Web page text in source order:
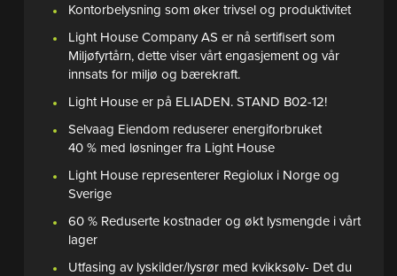
Kontorbelysning som øker trivsel og produktivitet
Light House Company AS er nå sertifisert som
Miljøfyrtårn, dette viser vårt engasjement og vår
innsats for miljø og bærekraft.
Light House er på ELIADEN. STAND B02-12!
Selvaag Eiendom reduserer energiforbruket
40 % med løsninger fra Light House
Light House representerer Regiolux i Norge og
Sverige
60 % Reduserte kostnader og økt lysmengde i vårt
lager
Utfasing av lyskilder/lysrør med kvikksølv- Det du